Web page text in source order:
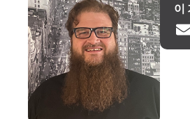
이